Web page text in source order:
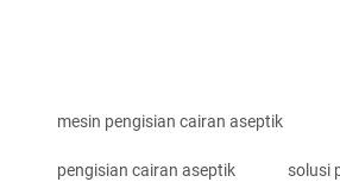
mesin pengisian cairan aseptik
pengisian cairan aseptik solusi